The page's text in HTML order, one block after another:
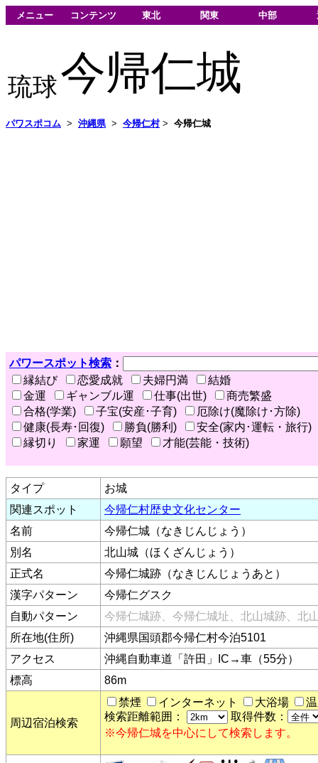
メニュー コンテンツ 東北 関東 中部
琉球今帰仁城
パワスポコム > 沖縄県> 今帰仁村> 今帰仁城
パワースポット検索 ：
縁結び
恋愛成就 夫婦円満
結婚
金運
ギャンブル運 仕事(出世)
商売繁盛
合格(学業)
子宝(安産･子育)
厄除け(魔除け･方除)
健康(長寿･回復)
勝負(勝利)
安全(家内･運転・旅行)
縁切り
家運 願望 才能(芸能・技術)
タイプ
お城
関連スポット
今帰仁村歴史文化センター
名前
今帰仁城（なきじんじょう）
別名
北山城（ほくざんじょう）
正式名
今帰仁城跡（なきじんじょうあと）
漢字パターン
今帰仁グスク
自動パターン
今帰仁城跡、今帰仁城址、北山城跡、北
所在地(住所)
沖縄県国頭郡今帰仁村今泊5101
アクセス
沖縄自動車道「許田」IC→車（55分）
標高
86m
周辺宿泊検索
禁煙 インターネット 大浴場
検索距離範囲：
取得件数：
※今帰仁城を中心にして検索します。